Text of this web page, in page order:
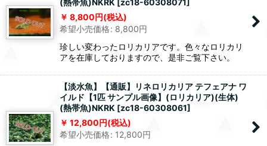
(熱帯魚)NKRK [zc18-60308071
8,800円(税込)
希望小売価格: 8,800円
珍しい変わったロリカリアです。色々なロリカリ
アを在庫しておりますので、是非ご覧下さい。
【淡水魚】【通販】リネロリカリア テフェアナ ワ
イルド【1匹 サンプル画像】(ロリカリア)(生体)
(熱帯魚)NKRK [zc18-60308061]
12,800円(税込)
希望小売価格: 12,800円